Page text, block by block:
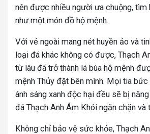
nên được nhiều người ưa chuộng,
như một món đồ hộ mệnh.
Với vẻ ngoài mang nét huyền ảo và
loại đá khác không có được, Thạch
từ lâu đã trở thành lá bùa hộ mệnh
mệnh Thủy đặt bên mình. Mọi tia
ánh sáng xanh độc hại đều sẽ bị
đá Thạch Anh Ám Khói ngăn chặn và
Không chỉ bảo vệ sức khỏe, Thạch